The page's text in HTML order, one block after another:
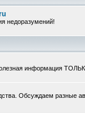
недоразумений!
информация
Обсуждаем разные